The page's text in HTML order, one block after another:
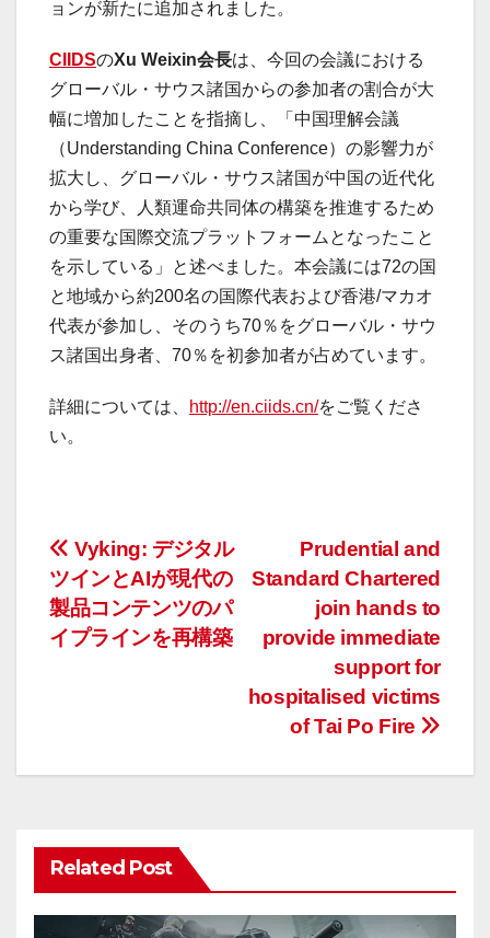
ョンが新たに追加されました。
CIIDSのXu Weixin会長は、今回の会議における
グローバル・サウス諸国からの参加者の割合が大
幅に増加したことを指摘し、「中国理解会議
（Understanding China Conference）の影響力が
拡大し、グローバル・サウス諸国が中国の近代化
から学び、人類運命共同体の構築を推進するため
の重要な国際交流プラットフォームとなったこと
を示している」と述べました。本会議には72の国
と地域から約200名の国際代表および香港/マカオ
代表が参加し、そのうち70％をグローバル・サウ
ス諸国出身者、70％を初参加者が占めています。
詳細については、 http://en.ciids.cn/をご覧くださ
い。
投
稿
ナ
ー
ョ
ン
Prudential and
Standard Chartered
join hands to
provide immediate
support for
hospitalised victims
of Tai Po Fire
Vyking: デジタル
ツインとAIが現代の
製品コンテンツのパ
イプラインを再構築
Related Post